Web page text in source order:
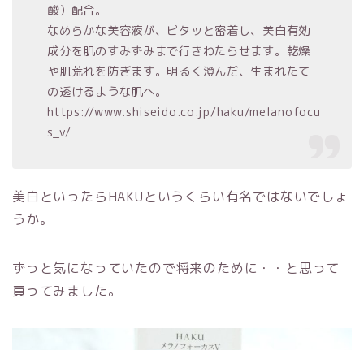
酸）配合。
なめらかな美容液が、ピタッと密着し、美白有効
成分を肌のすみずみまで行きわたらせます。乾燥
や肌荒れを防ぎます。明るく澄んだ、生まれたて
の透けるような肌へ。
https://www.shiseido.co.jp/haku/melanofocu
s_v/
美白といったらHAKUというくらい有名ではないでしょ
うか。
ずっと気になっていたので将来のために・・と思って
買ってみました。